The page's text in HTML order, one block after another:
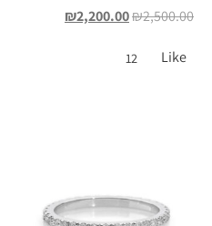
₪2,500.00
₪2,200.00
Like
12